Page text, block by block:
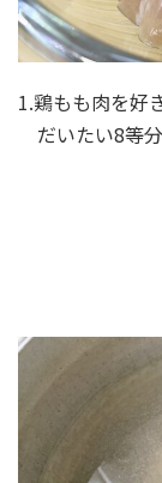
1.鶏もも肉を好
だいたい8等